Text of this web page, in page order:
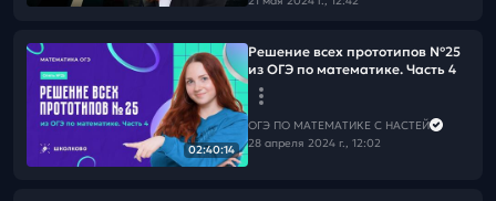
02:40:14
Решение всех прототипов №25
из ОГЭ по математике. Часть 4
ОГЭ ПО МАТЕМАТИКЕ С НАСТЕЙ
28 апреля 2024 г., 12:02